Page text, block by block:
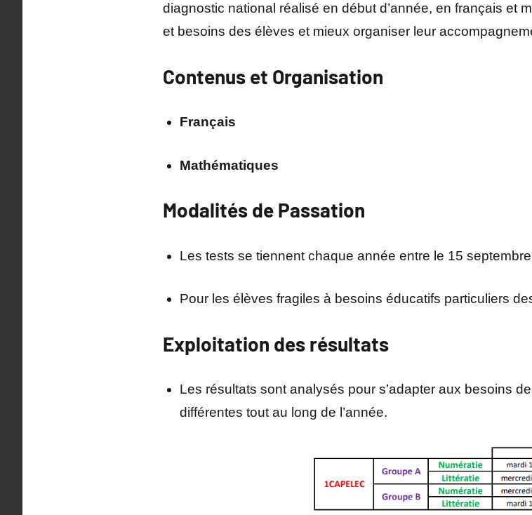
diagnostic national réalisé en début d’année, en français et
et besoins des élèves et mieux organiser leur
Contenus et Organisation
Français
Mathématiques
Modalités de Passation
Les tests se tiennent chaque année entre le 15
Pour les élèves fragiles à besoins éducatifs particuliers
Exploitation des résultats
Les résultats sont analysés pour s’adapter aux besoins
différentes tout au long de l’année.